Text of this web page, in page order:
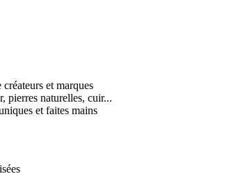
et marques
pierres naturelles, cuir...
et faites mains